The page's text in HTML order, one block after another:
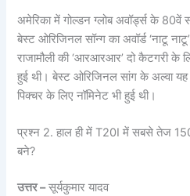
अमेरिका में गोल्डन ग्लोब अवॉर्ड्स के
बेस्ट ओरिजिनल सॉन्ग का अवॉर्ड ‘नाटू
राजामौली की ‘आरआरआर’ दो कैटगरी के
हुई थी। बेस्ट ओरिजिनल सांग के अल्वा
पिक्चर के लिए नॉमिनेट भी हुई थी।
प्रश्न 2. हाल ही में T20I में सबसे तेज
बने?
उत्तर –सूर्यकुमार यादव